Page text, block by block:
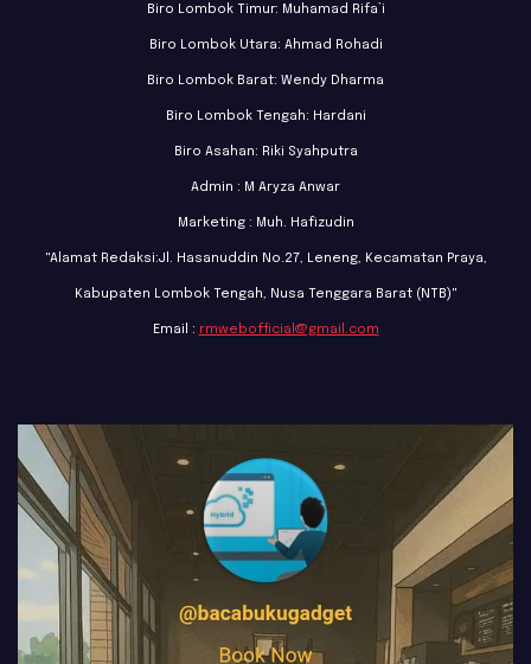
Biro Lombok Timur: Muhamad Rifa’i
Biro Lombok Utara: Ahmad Rohadi
Biro Lombok Barat: Wendy Dharma
Biro Lombok Tengah: Hardani
Biro Asahan: Riki Syahputra
Admin : M Aryza Anwar
Marketing : Muh. Hafizudin
"Alamat Redaksi:Jl. Hasanuddin No.27, Leneng, Kecamatan Praya,
Kabupaten Lombok Tengah, Nusa Tenggara Barat (NTB)"
Email : rmwebofficial@gmail.com